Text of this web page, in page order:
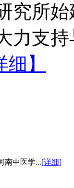
究所
力支
细】
南中医学...[详细]